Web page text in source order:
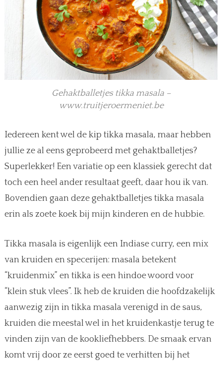
Gehaktballetjes tikka masala –
www.truitjeroermeniet.be
Iedereen kent wel de kip tikka masala, maar hebben
jullie ze al eens geprobeerd met gehaktballetjes?
Superlekker! Een variatie op een klassiek gerecht dat
toch een heel ander resultaat geeft, daar hou ik van.
Bovendien gaan deze gehaktballetjes tikka masala
erin als zoete koek bij mijn kinderen en de hubbie.
Tikka masala is eigenlijk een Indiase curry, een mix
van kruiden en specerijen: masala betekent
“kruidenmix” en tikka is een hindoe woord voor
“klein stuk vlees”. Ik heb de kruiden die hoofdzakelijk
aanwezig zijn in tikka masala verenigd in de saus,
kruiden die meestal wel in het kruidenkastje terug te
vinden zijn van de kookliefhebbers. De smaak ervan
komt vrij door ze eerst goed te verhitten bij het